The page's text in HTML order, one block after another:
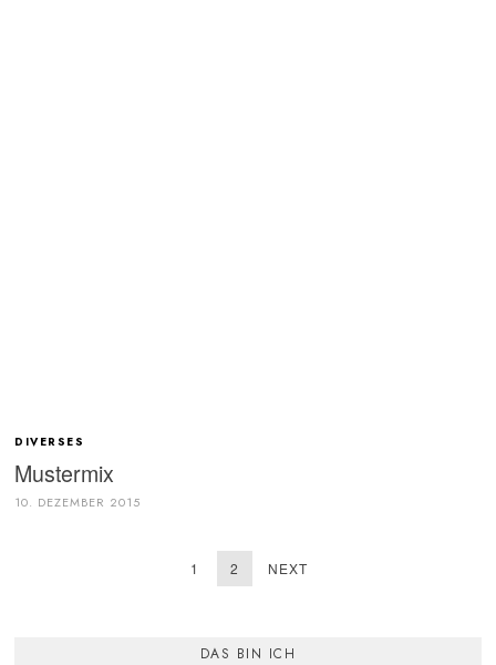
DIVERSES
Mustermix
10. DEZEMBER 2015
1 2 NEXT
DAS BIN ICH